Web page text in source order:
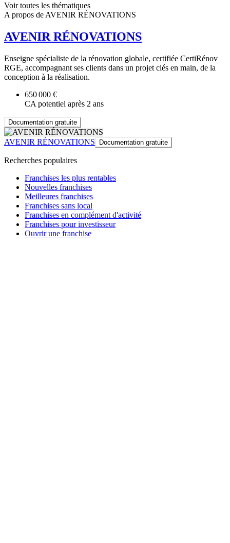
Voir toutes les thématiques
A propos de AVENIR RÉNOVATIONS
AVENIR RÉNOVATIONS
Enseigne spécialiste de la rénovation globale, certifiée CertiRénov
RGE, accompagnant ses clients dans un projet clés en main, de la
conception à la réalisation.
650 000 €
CA potentiel après 2 ans
Documentation gratuite
AVENIR RÉNOVATIONS Documentation gratuite
Recherches populaires
Franchises les plus rentables
Nouvelles franchises
Meilleures franchises
Franchises sans local
Franchises en complément d'activité
Franchises pour investisseur
Ouvrir une franchise